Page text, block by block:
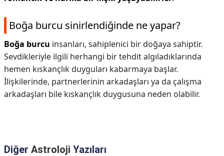
Boğa burcu sinirlendiğinde ne yapar?
Boğa burcu insanları, sahiplenici bir doğaya sahiptir.
Sevdikleriyle ilgili herhangi bir tehdit algıladıklarında
hemen kıskançlık duyguları kabarmaya başlar.
İlişkilerinde, partnerlerinin arkadaşları ya da çalışma
arkadaşları bile kıskançlık duygusuna neden olabilir.
Diğer Astroloji Yazıları